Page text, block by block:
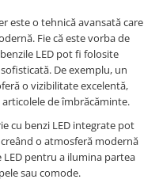
este o tehnică avansată care
Fie că este vorba de
LED pot fi folosite
De exemplu, un
o vizibilitate excelentă,
de îmbrăcăminte.
cu benzi LED integrate pot
o atmosferă modernă
pentru a ilumina partea
sau comode.